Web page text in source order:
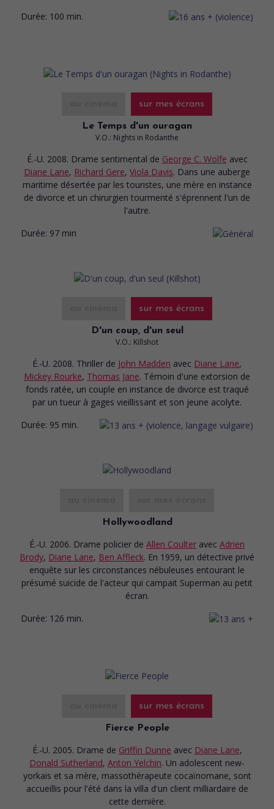
Durée: 100 min.
sur mes écrans
Le Temps d'un ouragan
V.O.: Nights in Rodanthe
É.-U. 2008. Drame sentimental de George C. Wolfe avec
Diane Lane, Richard Gere, Viola Davis. Dans une auberge
maritime désertée par les touristes, une mère en instance
de divorce et un chirurgien tourmenté s'éprennent l'un de
l'autre.
Durée: 97 min
sur mes écrans
D'un coup, d'un seul
V.O.: Killshot
É.-U. 2008. Thriller de John Madden avec Diane Lane,
Mickey Rourke, Thomas Jane. Témoin d'une extorsion de
fonds ratée, un couple en instance de divorce est traqué
par un tueur à gages vieillissant et son jeune acolyte.
Durée: 95 min.
Hollywoodland
É.-U. 2006. Drame policier de Allen Coulter avec Adrien
Brody, Diane Lane, Ben Affleck. En 1959, un détective privé
enquête sur les circonstances nébuleuses entourant le
présumé suicide de l'acteur qui campait Superman au petit
écran.
Durée: 126 min.
sur mes écrans
Fierce People
É.-U. 2005. Drame de Griffin Dunne avec Diane Lane,
Donald Sutherland, Anton Yelchin. Un adolescent new-
yorkais et sa mère, massothérapeute cocaïnomane, sont
accueillis pour l'été dans la villa d'un client milliardaire de
cette dernière.